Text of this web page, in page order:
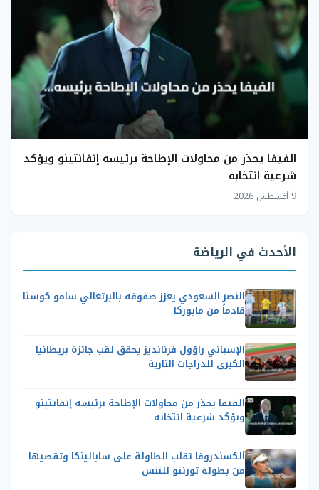
الفيفا يحذر من محاولات الإطاحة برئيسه إنفانتينو ويؤكد
شرعية انتخابه
9 أغسطس 2026
الأحدث في الرياضة
النصر السعودي يعزز صفوفه بالبرتغالي سامو كوستا
قادماً من مايوركا
الإسباني راؤول فرنانديز يحقق لقب جائزة بريطانيا
الكبرى للدراجات النارية
الفيفا يحذر من محاولات الإطاحة برئيسه إنفانتينو
ويؤكد شرعية انتخابه
ألكسندروفا تقلب الطاولة على سابالينكا وتقصيها
من بطولة تورنتو للتنس